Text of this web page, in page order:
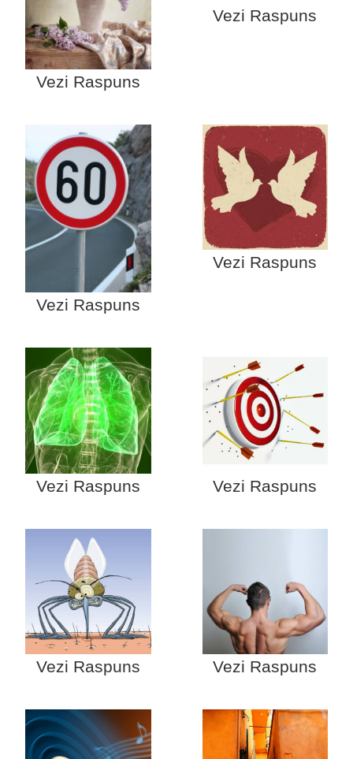
Vezi Raspuns
Vezi Raspuns
Vezi Raspuns
Vezi Raspuns
Vezi Raspuns Vezi Raspuns
Vezi Raspuns Vezi Raspuns